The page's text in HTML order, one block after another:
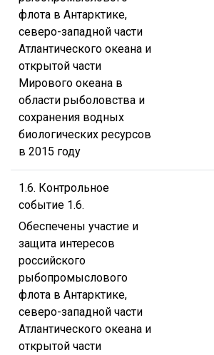
флота в Антарктике,
северо-западной части
Атлантического океана и
открытой части
Мирового океана в
области рыболовства и
сохранения водных
биологических ресурсов
в 2015 году
1.6. Контрольное
событие 1.6.
Обеспечены участие и
защита интересов
российского
рыбопромыслового
флота в Антарктике,
северо-западной части
Атлантического океана и
открытой части